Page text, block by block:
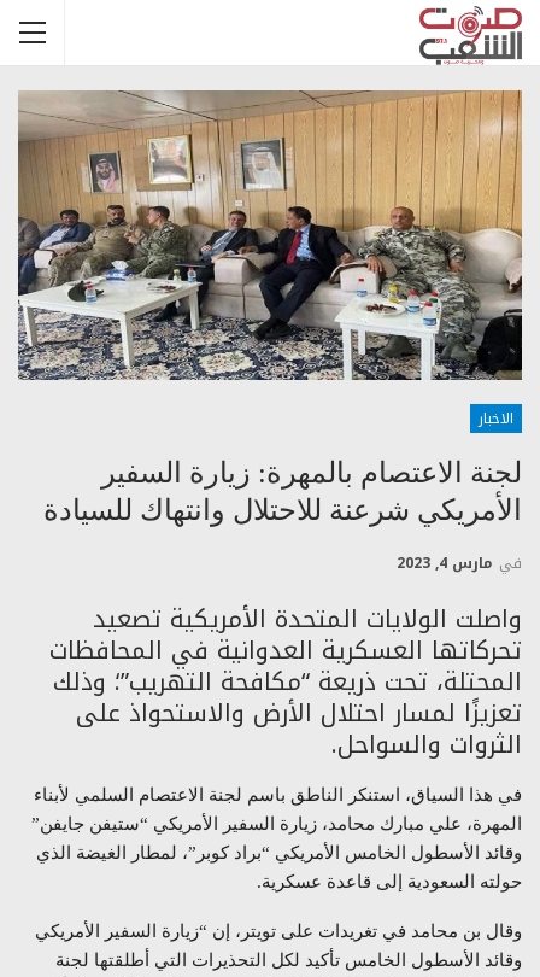
الاخبار
لجنة الاعتصام بالمهرة: زيارة السفير
الأمريكي شرعنة للاحتلال وانتهاك للسيادة
في مارس 4, 2023
واصلت الولايات المتحدة الأمريكية تصعيد
تحركاتها العسكرية العدوانية في المحافظات
المحتلة، تحت ذريعة “مكافحة التهريب”؛ وذلك
تعزيزًا لمسار احتلال الأرض والاستحواذ على
الثروات والسواحل.
في هذا السياق، استنكر الناطق باسم لجنة الاعتصام السلمي لأبناء
المهرة، علي مبارك محامد، زيارة السفير الأمريكي “ستيفن جايفن”
وقائد الأسطول الخامس الأمريكي “براد كوبر”، لمطار الغيضة الذي
حولته السعودية إلى قاعدة عسكرية.
وقال بن محامد في تغريدات على تويتر، إن “زيارة السفير الأمريكي
وقائد الأسطول الخامس تأكيد لكل التحذيرات التي أطلقتها لجنة